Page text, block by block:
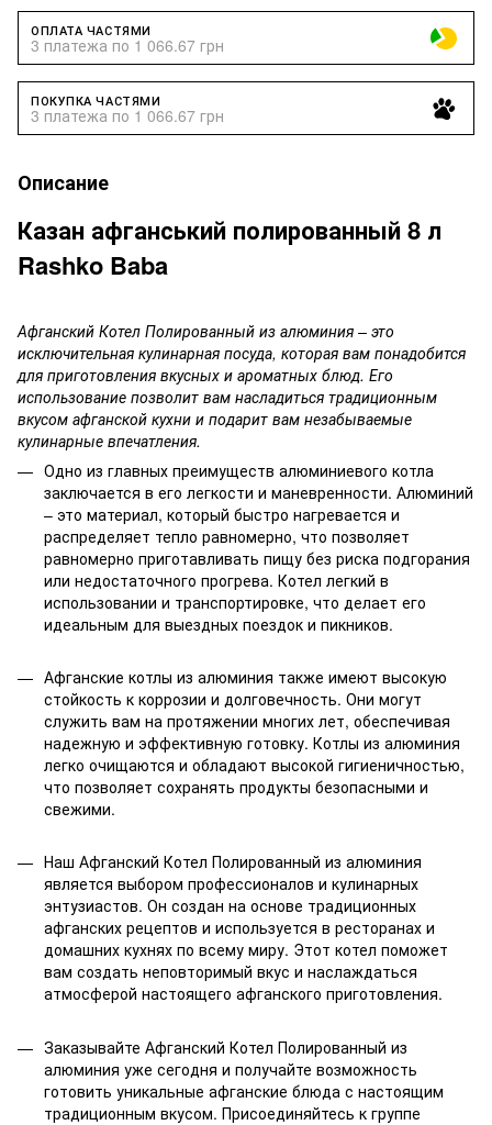
ОПЛАТА ЧАСТЯМИ
3 платежа по 1 066.67 грн
ПОКУПКА ЧАСТЯМИ
3 платежа по 1 066.67 грн
Описание
Казан афганський полированный 8 л
Rashko Baba
Афганский Котел Полированный из алюминия – это
исключительная кулинарная посуда, которая вам понадобится
для приготовления вкусных и ароматных блюд. Его
использование позволит вам насладиться традиционным
вкусом афганской кухни и подарит вам незабываемые
кулинарные впечатления.
Одно из главных преимуществ алюминиевого котла
заключается в его легкости и маневренности. Алюминий
– это материал, который быстро нагревается и
распределяет тепло равномерно, что позволяет
равномерно приготавливать пищу без риска подгорания
или недостаточного прогрева. Котел легкий в
использовании и транспортировке, что делает его
идеальным для выездных поездок и пикников.
Афганские котлы из алюминия также имеют высокую
стойкость к коррозии и долговечность. Они могут
служить вам на протяжении многих лет, обеспечивая
надежную и эффективную готовку. Котлы из алюминия
легко очищаются и обладают высокой гигиеничностью,
что позволяет сохранять продукты безопасными и
свежими.
Наш Афганский Котел Полированный из алюминия
является выбором профессионалов и кулинарных
энтузиастов. Он создан на основе традиционных
афганских рецептов и используется в ресторанах и
домашних кухнях по всему миру. Этот котел поможет
вам создать неповторимый вкус и наслаждаться
атмосферой настоящего афганского приготовления.
Заказывайте Афганский Котел Полированный из
алюминия уже сегодня и получайте возможность
готовить уникальные афганские блюда с настоящим
традиционным вкусом. Присоединяйтесь к группе